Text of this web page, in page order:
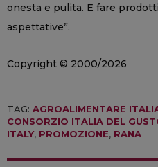
onesta e pulita. E fare
aspettative”.
Copyright © 2000/2026
TAG: AGROALIMENTARE
CONSORZIO ITALIA DEL
ITALY, PROMOZIONE, RANA